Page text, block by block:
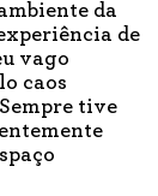
da
de
vago
caos
tive